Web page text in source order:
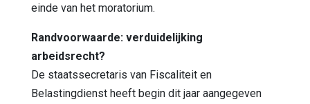
einde van het moratorium.
Randvoorwaarde: verduidelijking
arbeidsrecht?
De staatssecretaris van Fiscaliteit en
Belastingdienst heeft begin dit jaar aangegeven